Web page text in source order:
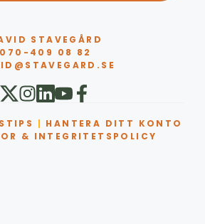
STAVEGÅRD
070-409 08 82
| HANTERA DITT KONTO
& INTEGRITETSPOLICY